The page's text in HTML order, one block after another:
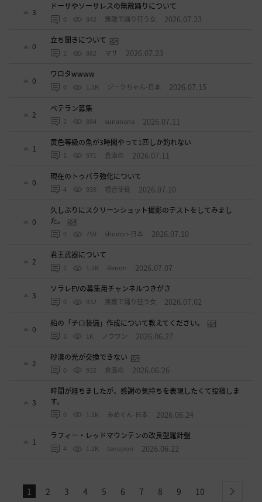
3
ドーサやソーサレスの無敵踊りについて
0 842 無敵で踊り狂う女 2026.07.23
0
立ち聞きについて
2 882 マサ 2026.07.23
0
ワロタwwww
0 1.1K ジークちゃん-日本 2026.07.15
2
ベテラン募集
2 884 sunanana 2026.07.11
1
黄色等級の魚が3時間やって1匹しか釣れない
1 971 倉庫の 2026.07.11
0
現在のトゥバラ強化について
4 939 福音使徒 2026.07.10
0
久しぶりにスクリーンショット撮影のテストをしてみまし
た。
0 759 shodori-日本 2026.07.10
2
君王武器について
2 1.2K Renon 2026.07.07
3
ソラレEVの募集用チャンネルつきがさ
0 932 無敵で踊り狂う女 2026.07.02
0
船の「チロ装備」作成について教えてください。
3 1K ノウワン 2026.06.27
2
砂漠の光が交換できない
0 932 倉庫の 2026.06.26
3
時間が経ちましたが、感謝の気持ちを表現したくて投稿しま
す。
0 1.1K みめぐん-日本 2026.06.24
1
ラフィー・レッドマウンテンの改良型羅針盤
4 1.2K tanupon 2026.06.22
1 2 3 4 5 6 7 8 9 10 next